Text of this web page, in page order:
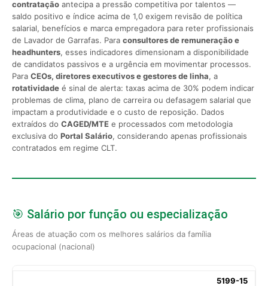
contratação antecipa a pressão competitiva por talentos —
saldo positivo e índice acima de 1,0 exigem revisão de política
salarial, benefícios e marca empregadora para reter profissionais
de Lavador de Garrafas. Para consultores de remuneração e
headhunters, esses indicadores dimensionam a disponibilidade
de candidatos passivos e a urgência em movimentar processos.
Para CEOs, diretores executivos e gestores de linha, a
rotatividade é sinal de alerta: taxas acima de 30% podem indicar
problemas de clima, plano de carreira ou defasagem salarial que
impactam a produtividade e o custo de reposição. Dados
extraídos do CAGED/MTE e processados com metodologia
exclusiva do Portal Salário, considerando apenas profissionais
contratados em regime CLT.
🎯 Salário por função ou especialização
Áreas de atuação com os melhores salários da família
ocupacional (nacional)
5199-15